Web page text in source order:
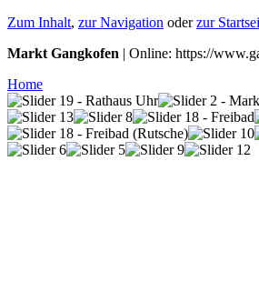
Zum Inhalt, zur Navigation oderzur
Markt Gangkofen | Online: https://
Home